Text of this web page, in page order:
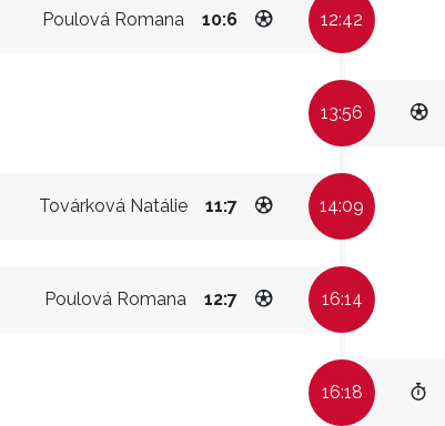
Poulová Romana 10:6 12:42
13:56
Továrková Natálie 11:7 14:09
Poulová Romana 12:7 16:14
16:18